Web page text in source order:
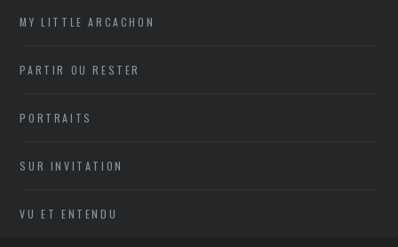
MY LITTLE ARCACHON
PARTIR OU RESTER
PORTRAITS
SUR INVITATION
VU ET ENTENDU